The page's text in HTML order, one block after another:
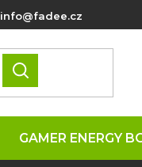
info@fadee.cz
HLEDAT
GAMER ENERGY